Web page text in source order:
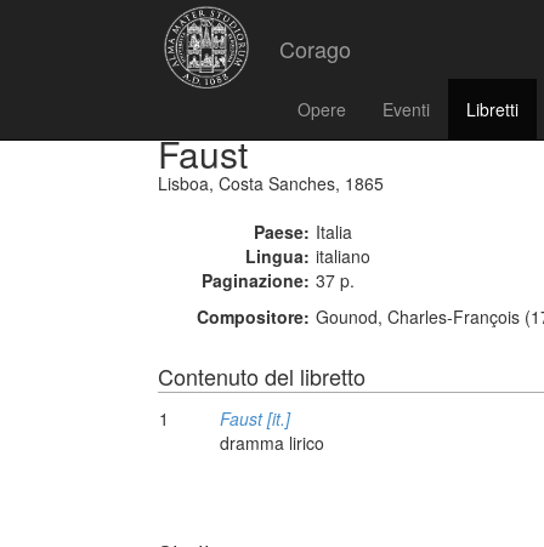
Corago
Opere Eventi Libretti
Faust
Lisboa, Costa Sanches, 1865
Paese: Italia
Lingua: italiano
Paginazione: 37 p.
Compositore: Gounod, Charles-François
Contenuto del libretto
1
Faust [it.]
dramma lirico